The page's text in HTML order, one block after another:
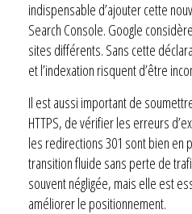
indispensable d’ajouter cette
Search Console. Google
sites différents. Sans cette
et l’indexation risquent d’être
Il est aussi important de
HTTPS, de vérifier les erreurs
les redirections 301 sont bien en
transition fluide sans perte de
souvent négligée, mais elle est
améliorer le positionnement.